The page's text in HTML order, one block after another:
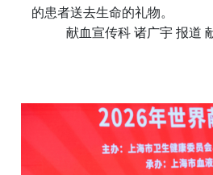
的患者送去生命的礼物。
献血宣传科 诸广宇 报道